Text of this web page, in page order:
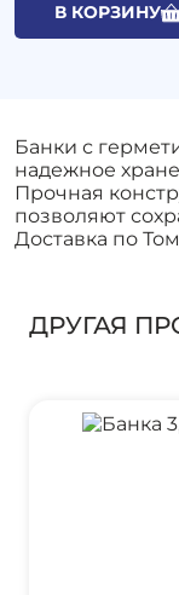
В КОРЗИНУ
Банки с
надежное
Прочная
позволяют
Доставка по
ДРУГАЯ